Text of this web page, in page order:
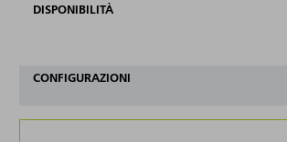
DISPONIBILITÀ
CONFIGURAZIONI